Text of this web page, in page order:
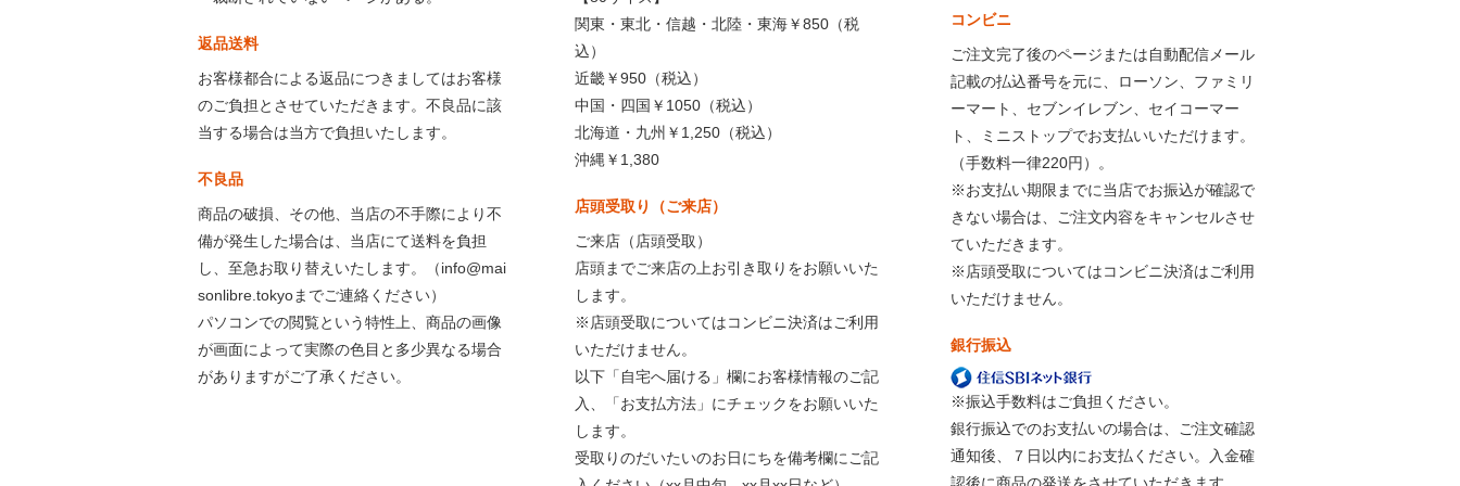
返品送料
お客様都合による返品につきましてはお客様
のご負担とさせていただきます。不良品に該
当する場合は当方で負担いたします。
不良品
商品の破損、その他、当店の不手際により不
備が発生した場合は、当店にて送料を負担
し、至急お取り替えいたします。（info@mai
sonlibre.tokyoまでご連絡ください）
パソコンでの閲覧という特性上、商品の画像
が画面によって実際の色目と多少異なる場合
がありますがご了承ください。
関東・東北・信越・北陸・東海￥850（税
込）
近畿￥950（税込）
中国・四国￥1050（税込）
北海道・九州￥1,250（税込）
沖縄￥1,380
店頭受取り（ご来店）
ご来店（店頭受取）
店頭までご来店の上お引き取りをお願いいた
します。
※店頭受取についてはコンビニ決済はご利用
いただけません。
以下「自宅へ届ける」欄にお客様情報のご記
入、「お支払方法」にチェックをお願いいた
します。
受取りのだいたいのお日にちを備考欄にご記
コンビニ
ご注文完了後のページまたは自動配信メール
記載の払込番号を元に、ローソン、ファミリ
ーマート、セブンイレブン、セイコーマー
ト、ミニストップでお支払いいただけます。
（手数料一律220円）。
※お支払い期限までに当店でお振込が確認で
きない場合は、ご注文内容をキャンセルさせ
ていただきます。
※店頭受取についてはコンビニ決済はご利用
いただけません。
銀行振込
※振込手数料はご負担ください。
銀行振込でのお支払いの場合は、ご注文確認
通知後、７日以内にお支払ください。入金確